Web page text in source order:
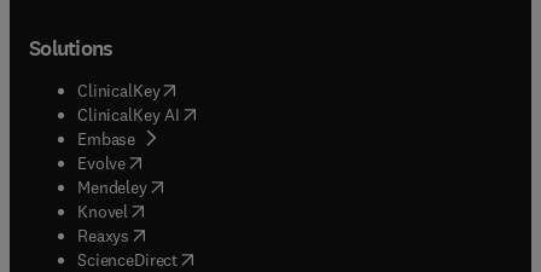
Solutions
ClinicalKey(opens in new tab/window
ClinicalKey AI opens in new tab/window
Embase( opens in new tab/window
Evolve(opens in new tab/window
Mendeley( opens in new tab/window
Knovel (opens in new tab/window
Reaxys (opens in new tab/window
ScienceDirect(opens in new tab/window